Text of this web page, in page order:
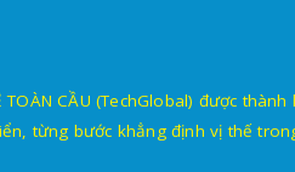
TOÀN CẦU (TechGlobal) được
từng bước khẳng định vị thế